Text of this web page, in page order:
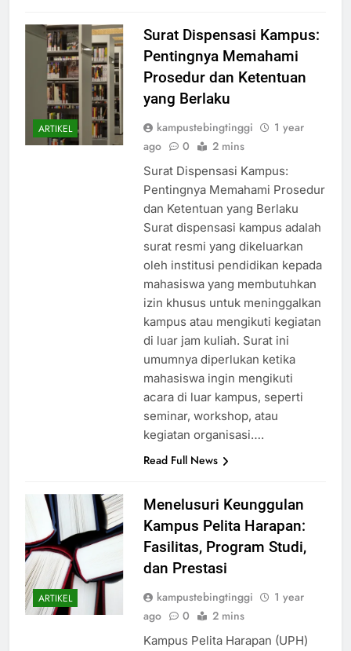
ARTIKEL
Surat Dispensasi Kampus:
Pentingnya Memahami
Prosedur dan Ketentuan
yang Berlaku
kampustebingtinggi
1 year
ago
0 2 mins
Surat Dispensasi Kampus:
Pentingnya Memahami Prosedur
dan Ketentuan yang Berlaku
Surat dispensasi kampus adalah
surat resmi yang dikeluarkan
oleh institusi pendidikan kepada
mahasiswa yang membutuhkan
izin khusus untuk meninggalkan
kampus atau mengikuti kegiatan
di luar jam kuliah. Surat ini
umumnya diperlukan ketika
mahasiswa ingin mengikuti
acara di luar kampus, seperti
seminar, workshop, atau
kegiatan organisasi….
Read Full News
ARTIKEL
Menelusuri Keunggulan
Kampus Pelita Harapan:
Fasilitas, Program Studi,
dan Prestasi
kampustebingtinggi
1 year
ago
0 2 mins
Kampus Pelita Harapan (UPH)